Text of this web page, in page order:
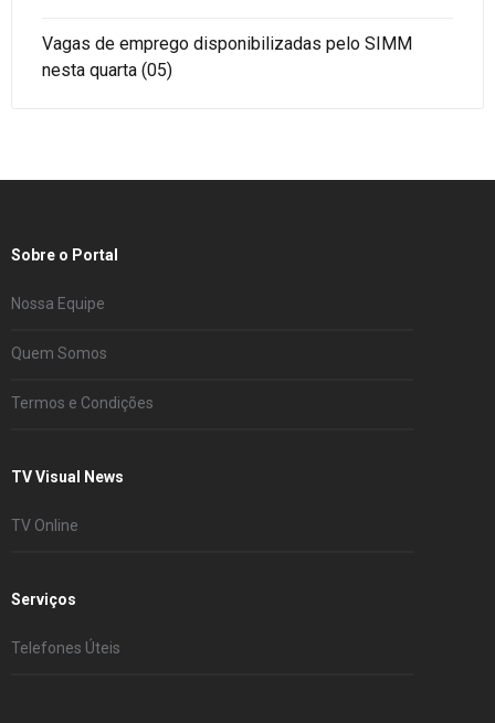
Vagas de emprego disponibilizadas pelo SIMM
nesta quarta (05)
Sobre o Portal
Nossa Equipe
Quem Somos
Termos e Condições
TV Visual News
TV Online
Serviços
Telefones Úteis